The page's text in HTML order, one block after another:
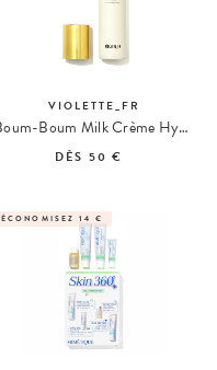
VIOLETTE_FR
Boum-Boum Milk Crème Hydratante en Spray
DÈS 50 €
ÉCONOMISEZ 14 €